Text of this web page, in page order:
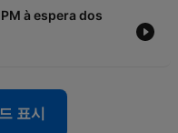
à espera dos
표시